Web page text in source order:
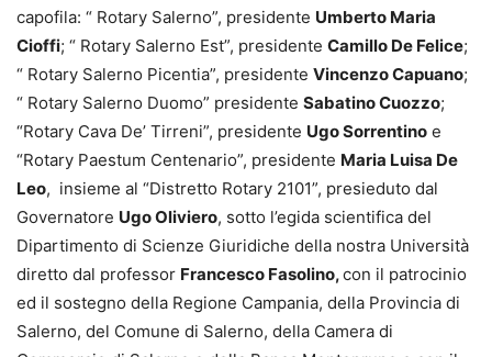
capofila: “ Rotary Salerno”, presidente Umberto Maria
Cioffi; “ Rotary Salerno Est”, presidente Camillo De Felice;
“ Rotary Salerno Picentia”, presidente Vincenzo Capuano;
“ Rotary Salerno Duomo” presidente Sabatino Cuozzo;
“Rotary Cava De’ Tirreni”, presidente Ugo Sorrentino e
“Rotary Paestum Centenario”, presidente Maria Luisa De
Leo, insieme al “Distretto Rotary 2101”, presieduto dal
Governatore Ugo Oliviero, sotto l’egida scientifica del
Dipartimento di Scienze Giuridiche della nostra Università
diretto dal professor Francesco Fasolino,con il patrocinio
ed il sostegno della Regione Campania, della Provincia di
Salerno, del Comune di Salerno, della Camera di